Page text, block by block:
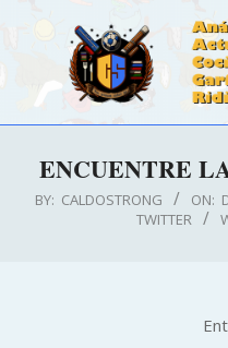
Navigation
Menu
ENCUENTRE
BY: CALDOSTRONG ON:
TWITTER